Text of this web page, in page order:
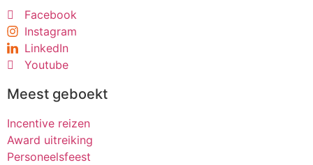
Facebook
Instagram
LinkedIn
Youtube
Meest geboekt
Incentive reizen
Award uitreiking
Personeelsfeest